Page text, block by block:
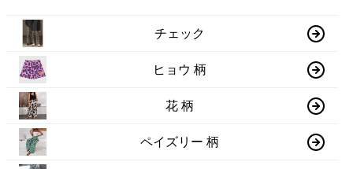
チェック
ヒョウ 柄
花 柄
ペイズリー 柄